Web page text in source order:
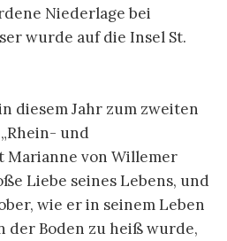
Niederlage bei
wurde auf die Insel St.
diesem Jahr zum zweiten
und
Marianne von Willemer
Liebe seines Lebens, und
wie er in seinem Leben
der Boden zu heiß wurde,